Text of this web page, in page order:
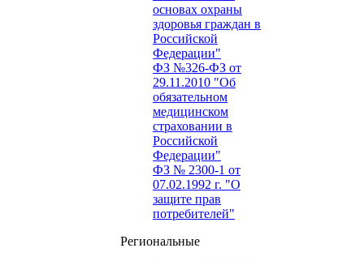
основах охраны
здоровья граждан в
Российской
Федерации"
ФЗ №326-ФЗ от
29.11.2010 "Об
обязательном
медицинском
страховании в
Российской
Федерации"
ФЗ № 2300-1 от
07.02.1992 г. "О
защите прав
потребителей"
Региональные